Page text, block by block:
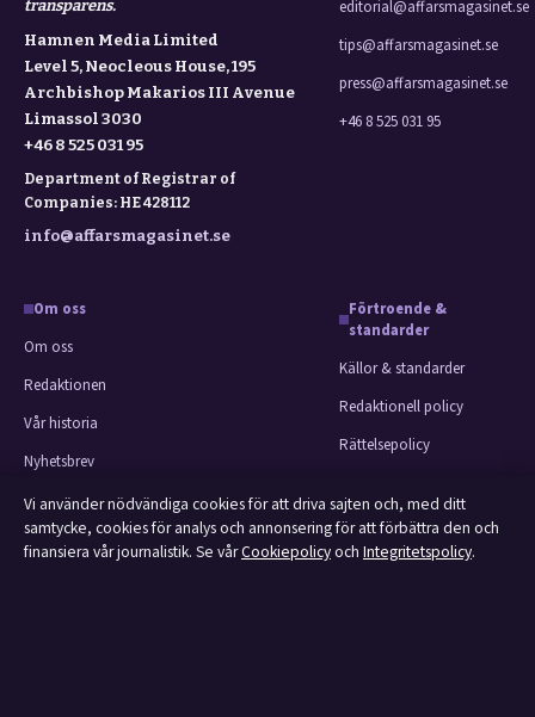
transparens.
Hamnen Media Limited
Level 5, Neocleous House, 195
Archbishop Makarios III Avenue
Limassol 3030
+46 8 525 031 95
Department of Registrar of
Companies: HE 428112
info@affarsmagasinet.se
editorial@affarsmagasinet.se
tips@affarsmagasinet.se
press@affarsmagasinet.se
+46 8 525 031 95
Om oss
Om oss
Redaktionen
Vår historia
Nyhetsbrev
Tipsa oss
Kontakt
Förtroende &
standarder
Källor & standarder
Redaktionell policy
Rättelsepolicy
Ägande & finansiering
Integritetspolicy
Vi använder nödvändiga cookies för att driva sajten och, med ditt
samtycke, cookies för analys och annonsering för att förbättra den och
finansiera vår journalistik. Se vårCookiepolicyoch Integritetspolicy.